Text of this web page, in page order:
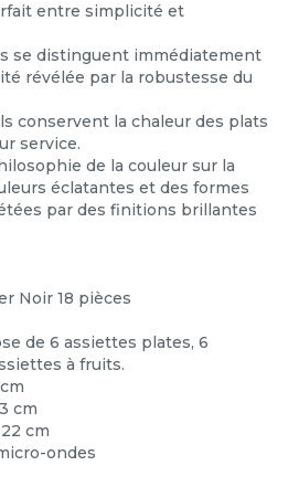
entre simplicité et
se distinguent immédiatement
révélée par la robustesse du
conservent la chaleur des plats
service.
de la couleur sur la
éclatantes et des formes
par des finitions brillantes
Noir 18 pièces
de 6 assiettes plates, 6
à fruits.
cm
cm
ondes